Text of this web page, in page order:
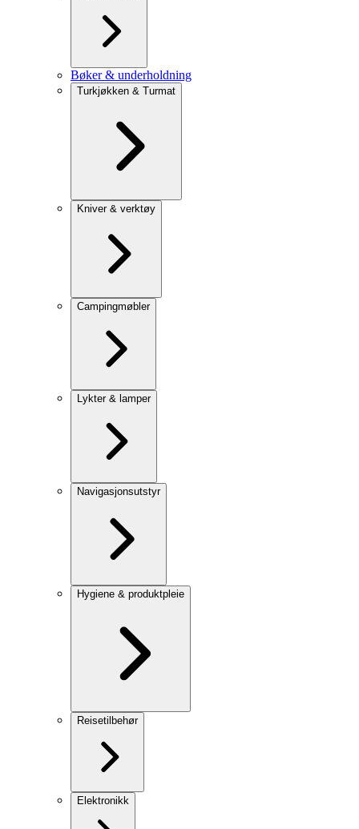
Bøker & underholdning
Turkjøkken & Turmat
Kniver & verktøy
Campingmøbler
Lykter & lamper
Navigasjonsutstyr
Hygiene & produktpleie
Reisetilbehør
Elektronikk